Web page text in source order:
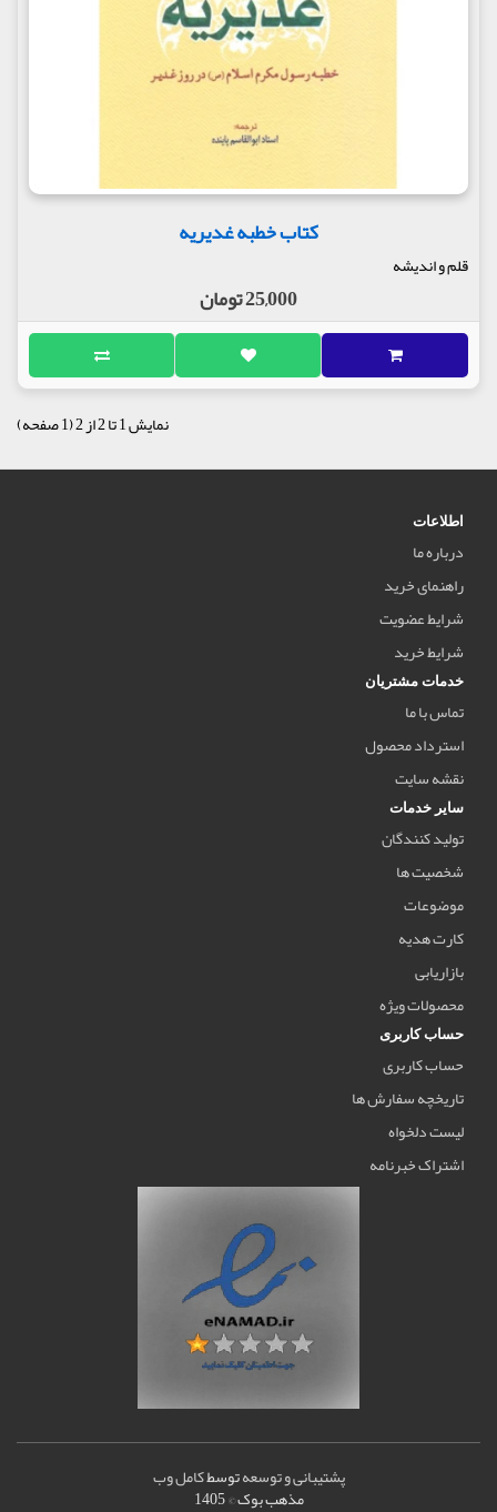
کتاب خطبه غدیریه
قلم و اندیشه
25,000 تومان
نمایش 1 تا 2 از 2 (1 صفحه)
اطلاعات
درباره ما
راهنمای خرید
شرایط عضویت
شرایط خرید
خدمات مشتریان
تماس با ما
استرداد محصول
نقشه سایت
سایر خدمات
تولید کنندگان
شخصیت ها
موضوعات
کارت هدیه
بازاریابی
محصولات ویژه
حساب کاربری
حساب کاربری
تاریخچه سفارش ها
لیست دلخواه
اشتراک خبرنامه
پشتیبانی و توسعهتوسطکامل وب
مذهب بوک © 1405